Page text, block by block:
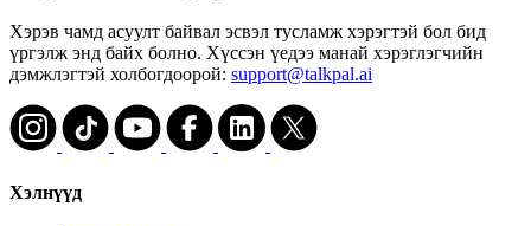
Хэрэв чамд асуулт байвал эсвэл тусламж хэрэгтэй бол бид
үргэлж энд байх болно. Хүссэн үедээ манай хэрэглэгчийн
дэмжлэгтэй холбогдоорой: support@talkpal.ai
Хэлнүүд